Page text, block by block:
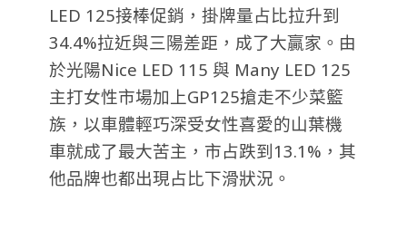
LED 125接棒促銷，掛牌量占比拉升到
34.4%拉近與三陽差距，成了大贏家 。由
於光陽Nice LED 115 與 Many LED 125
主打女性市場加上GP125搶走不少菜籃
族，以車體輕巧深受女性喜愛的山葉機
車就成了最大苦主，市占跌到13.1%，其
他品牌也都出現占比下滑狀況。